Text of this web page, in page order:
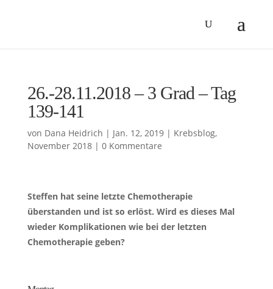
26.-28.11.2018 – 3 Grad – Tag
139-141
von Dana Heidrich | Jan. 12, 2019| Krebsblog,
November 2018| 0 Kommentare
Steffen hat seine letzte Chemotherapie
überstanden und ist so erlöst. Wird es dieses Mal
wieder Komplikationen wie bei der letzten
Chemotherapie geben?